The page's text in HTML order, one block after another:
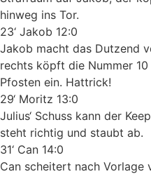
hinweg ins Tor.
23‘ Jakob 12:0
Jakob macht das Dutzend
rechts köpft die Nummer
Pfosten ein. Hattrick!
29‘ Moritz 13:0
Julius‘ Schuss kann der
steht richtig und staubt ab.
31‘ Can 14:0
Can scheitert nach Vorlage